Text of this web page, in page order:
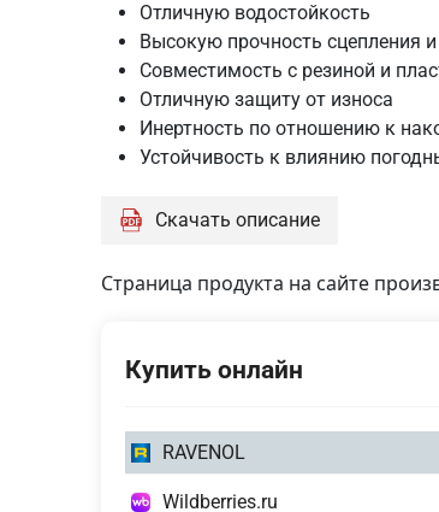
Отличную водостойкость
Высокую прочность сцепления
Совместимость с резиной и
Отличную защиту от износа
Инертность по отношению к
Устойчивость к влиянию
Скачать описание
Страница продукта на сайте
Купить онлайн
0,4
литра
RAVENOL
0,4 Wildberries.ru